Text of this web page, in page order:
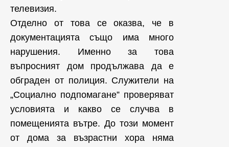
телевизия.
Отделно от това се оказва, че в
документацията също има много
нарушения. Именно за това
въпросният дом продължава да е
обграден от полиция. Служители на
„Социално подпомагане” проверяват
условията и какво се случва в
помещенията вътре. До този момент
от дома за възрастни хора няма